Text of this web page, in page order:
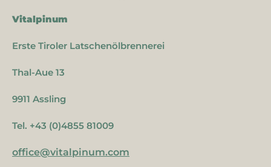
Vitalpinum
Erste Tiroler Latschenölbrennerei
Thal-Aue 13
9911 Assling
Tel. +43 (0)4855 81009
office@vitalpinum.com